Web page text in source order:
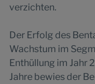
verzichten.
Der Erfolg des
Wachstum im
Enthüllung im Jahr
Jahre bewies der